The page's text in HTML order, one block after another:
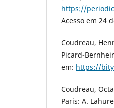
https://
Acesso em 24
Coudreau,
Picard-
em: https://
Coudreau,
Paris: A.